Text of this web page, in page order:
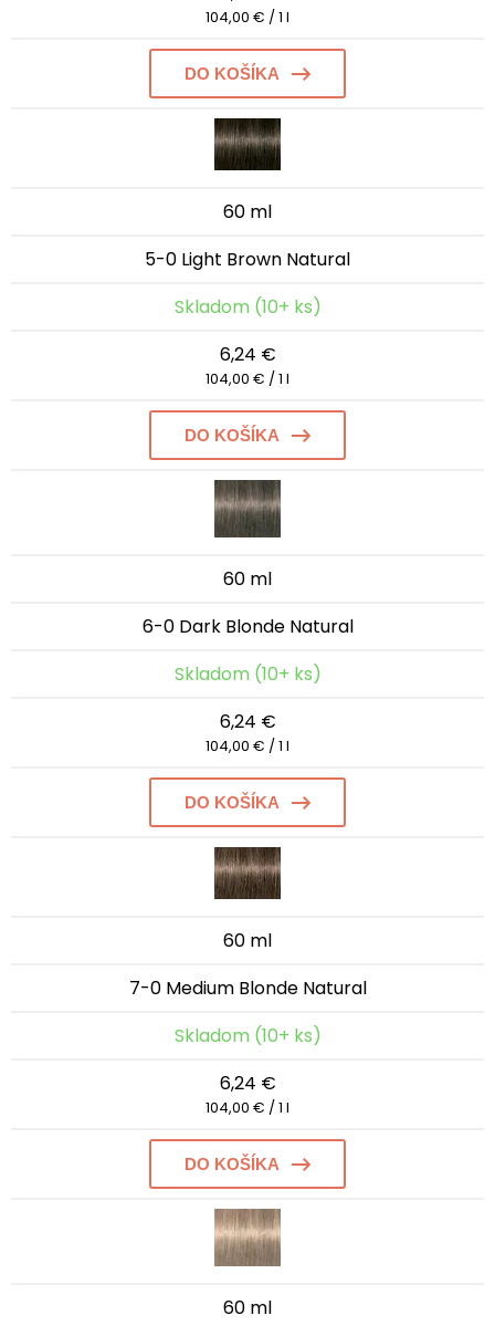
104,00 € / 1 l
DO KOŠÍKA
60 ml
5-0 Light Brown Natural
Skladom (10+ ks)
6,24 €
104,00 € / 1 l
DO KOŠÍKA
60 ml
6-0 Dark Blonde Natural
Skladom (10+ ks)
6,24 €
104,00 € / 1 l
DO KOŠÍKA
60 ml
7-0 Medium Blonde Natural
Skladom (10+ ks)
6,24 €
104,00 € / 1 l
DO KOŠÍKA
60 ml